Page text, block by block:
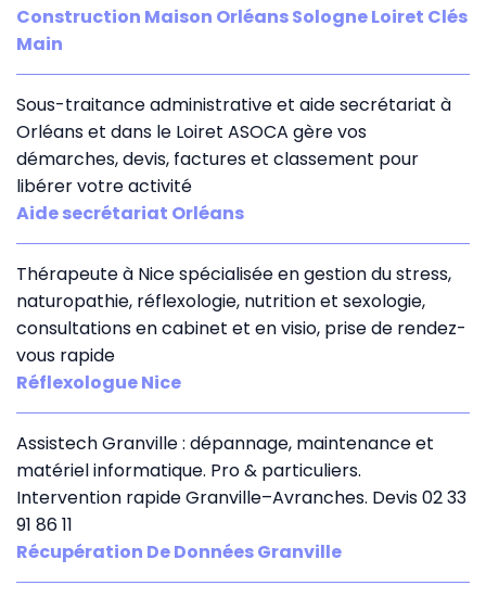
Construction Maison Orléans Sologne Loiret Clés
Main
Sous-traitance administrative et aide secrétariat à
Orléans et dans le Loiret ASOCA gère vos
démarches, devis, factures et classement pour
libérer votre activité
Aide secrétariat Orléans
Thérapeute à Nice spécialisée en gestion du stress,
naturopathie, réflexologie, nutrition et sexologie,
consultations en cabinet et en visio, prise de rendez-
vous rapide
Réflexologue Nice
Assistech Granville : dépannage, maintenance et
matériel informatique. Pro & particuliers.
Intervention rapide Granville–Avranches. Devis 02 33
91 86 11
Récupération De Données Granville